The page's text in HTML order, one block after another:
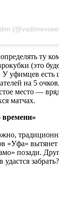
ту
(это
У уфимцев есть
на 5
место —
матчах.
времени»
«Уфа»
позади.
забрать?